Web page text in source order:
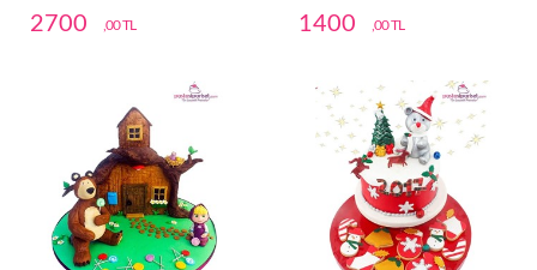
2700 ,00 TL 1400 ,00 TL